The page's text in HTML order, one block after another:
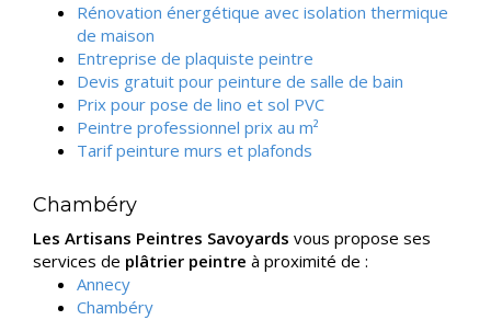
Rénovation énergétique avec isolation thermique
de maison
Entreprise de plaquiste peintre
Devis gratuit pour peinture de salle de bain
Prix pour pose de lino et sol PVC
Peintre professionnel prix au m²
Tarif peinture murs et plafonds
Chambéry
Les Artisans Peintres Savoyards vous propose ses
services de plâtrier peintre à proximité de :
Annecy
Chambéry